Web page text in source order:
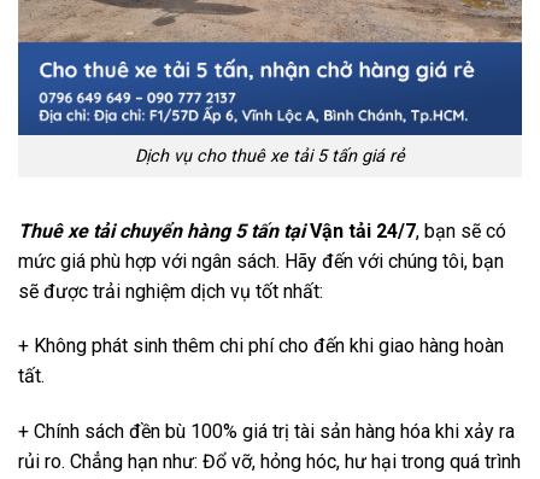
Dịch vụ cho thuê xe tải 5 tấn giá rẻ
Thuê xe tải chuyển hàng 5 tấn tạiVận tải 24/7, bạn sẽ có
mức giá phù hợp với ngân sách. Hãy đến với chúng tôi, bạn
sẽ được trải nghiệm dịch vụ tốt nhất:
+ Không phát sinh thêm chi phí cho đến khi giao hàng hoàn
tất.
+ Chính sách đền bù 100% giá trị tài sản hàng hóa khi xảy ra
rủi ro. Chẳng hạn như: Đổ vỡ, hỏng hóc, hư hại trong quá trình